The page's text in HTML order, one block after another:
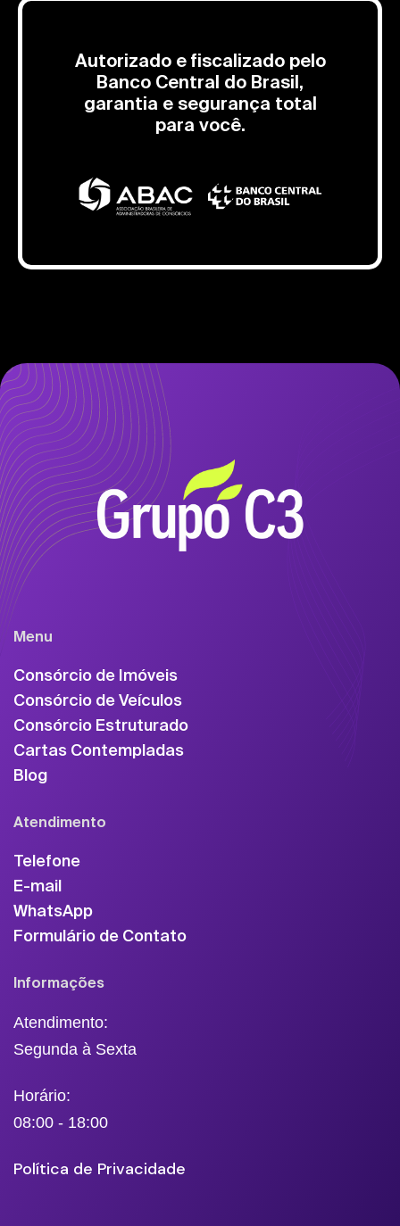
Autorizado e fiscalizado pelo
Banco Central do Brasil,
garantia e segurança total
para você.
Menu
Consórcio de Imóveis
Consórcio de Veículos
Consórcio Estruturado
Cartas Contempladas
Blog
Atendimento
Telefone
E-mail
WhatsApp
Formulário de Contato
Informações
Atendimento:
Segunda à Sexta
Horário:
08:00 - 18:00
Política de Privacidade